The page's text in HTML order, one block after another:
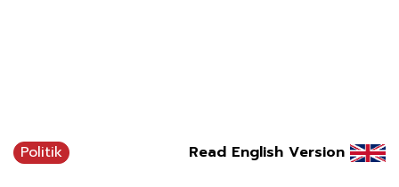
Politik Read English Version